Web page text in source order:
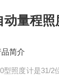
动量程照
品简介
型照度计是31/